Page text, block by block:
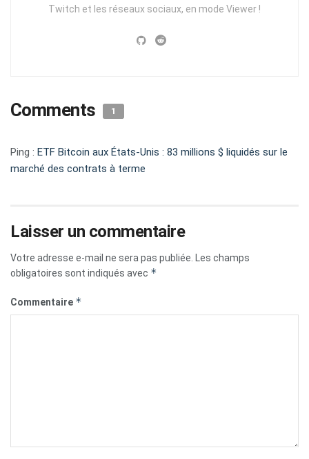
Twitch et les réseaux sociaux, en mode Viewer !
Comments 1
Ping : ETF Bitcoin aux États-Unis : 83 millions $ liquidés sur le
marché des contrats à terme
Laisser un commentaire
Votre adresse e-mail ne sera pas publiée.
Les champs
obligatoires sont indiqués avec *
Commentaire *